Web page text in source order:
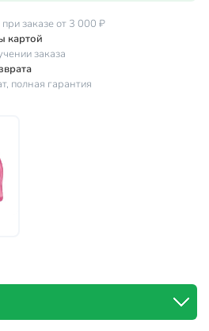
заказе от 3 000 ₽
картой
заказа
полная гарантия